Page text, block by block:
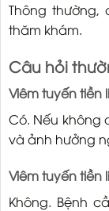
Thông thường,
thăm khám.
Câu hỏi
Viêm tuyến tiền
Có. Nếu không
và ảnh hưởng
Viêm tuyến tiền
Không. Bệnh